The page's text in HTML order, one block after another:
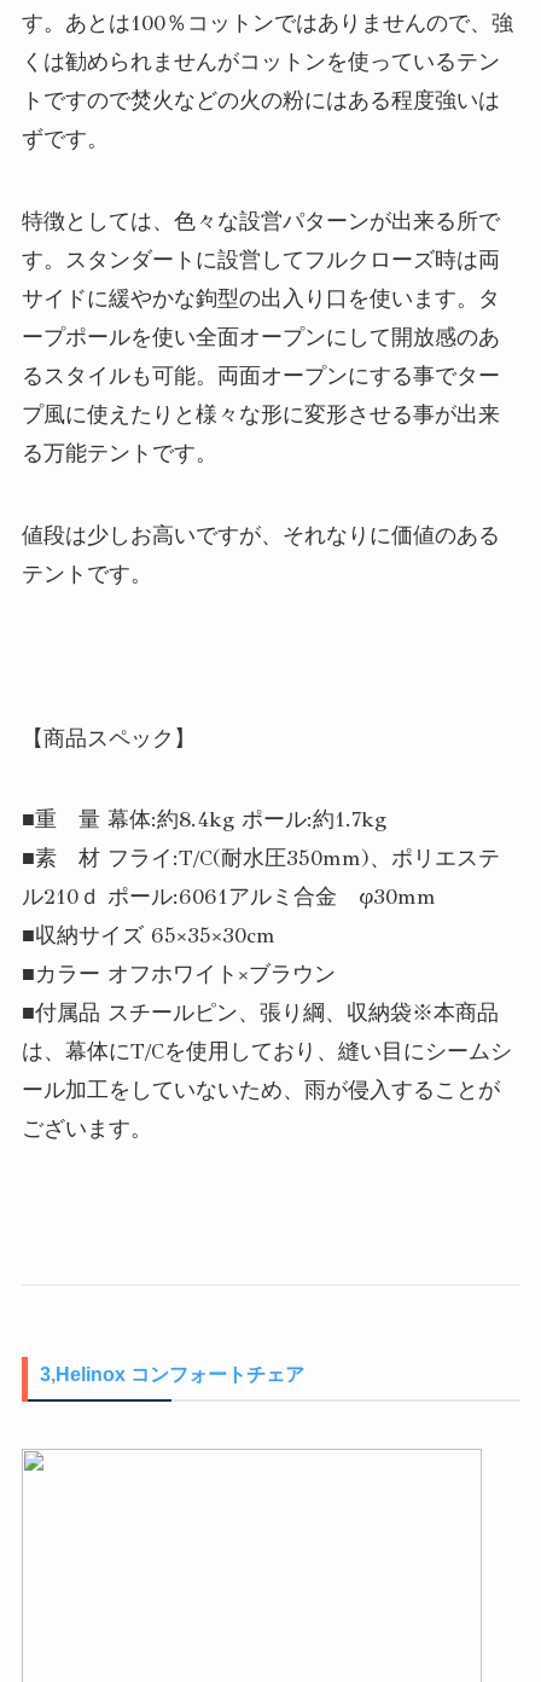
す。あとは100％コットンではありませんので、強
くは勧められませんがコットンを使っているテン
トですので焚火などの火の粉にはある程度強いは
ずです。
特徴としては、色々な設営パターンが出来る所で
す。スタンダートに設営してフルクローズ時は両
サイドに緩やかな鉤型の出入り口を使います。タ
ープポールを使い全面オープンにして開放感のあ
るスタイルも可能。両面オープンにする事でター
プ風に使えたりと様々な形に変形させる事が出来
る万能テントです。
値段は少しお高いですが、それなりに価値のある
テントです。
【商品スペック】
■重 量 幕体:約8.4kg ポール:約1.7kg
■素 材 フライ:T/C(耐水圧350mm)、ポリエステ
ル210ｄ ポール:6061アルミ合金 φ30mm
■収納サイズ 65×35×30cm
■カラー オフホワイト×ブラウン
■付属品 スチールピン、張り綱、収納袋※本商品
は、幕体にT/Cを使用しており、縫い目にシームシ
ール加工をしていないため、雨が侵入することが
ございます。
3,Helinox コンフォートチェア